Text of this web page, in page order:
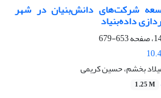
شرکت‌های دانش‌بنیان در شهر
داده‌بنیاد
653-679
بخشم، حسین کریمی
1.25 M